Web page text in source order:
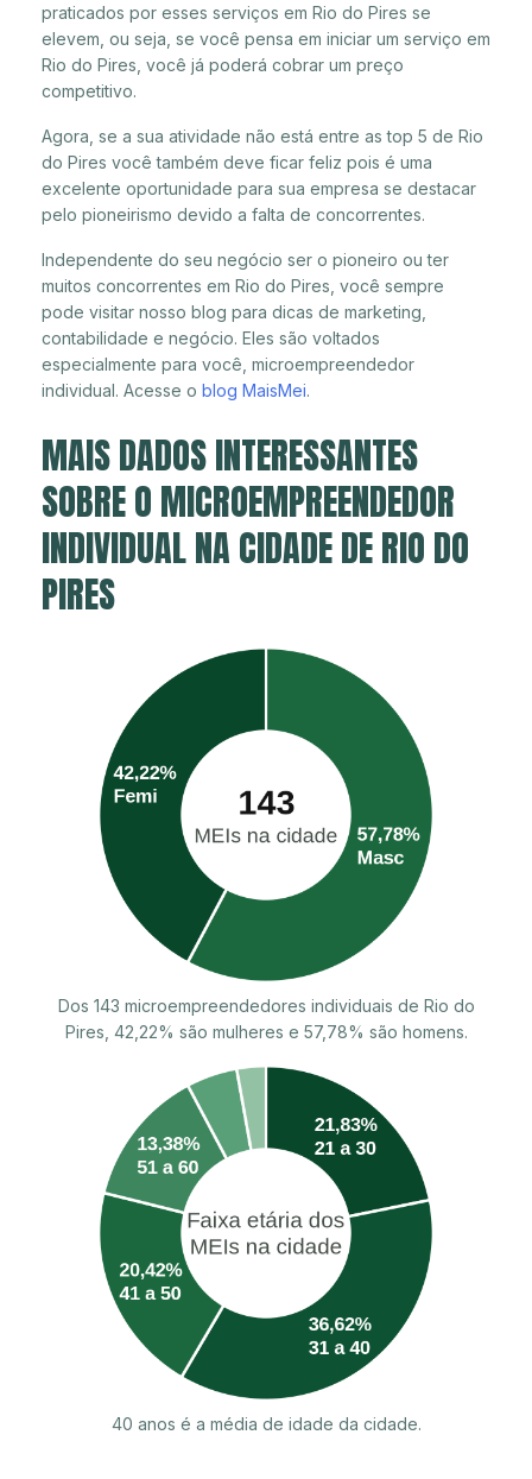
praticados por esses serviços em Rio do Pires se
elevem, ou seja, se você pensa em iniciar um serviço em
Rio do Pires, você já poderá cobrar um preço
competitivo.
Agora, se a sua atividade não está entre as top 5 de Rio
do Pires você também deve ficar feliz pois é uma
excelente oportunidade para sua empresa se destacar
pelo pioneirismo devido a falta de concorrentes.
Independente do seu negócio ser o pioneiro ou ter
muitos concorrentes em Rio do Pires, você sempre
pode visitar nosso blog para dicas de marketing,
contabilidade e negócio. Eles são voltados
especialmente para você, microempreendedor
individual. Acesse o blog MaisMei.
MAIS DADOS INTERESSANTES
SOBRE O MICROEMPREENDEDOR
INDIVIDUAL NA CIDADE DE RIO DO
PIRES
Dos 143 microempreendedores individuais de Rio do
Pires, 42,22% são mulheres e 57,78% são homens.
40 anos é a média de idade da cidade.